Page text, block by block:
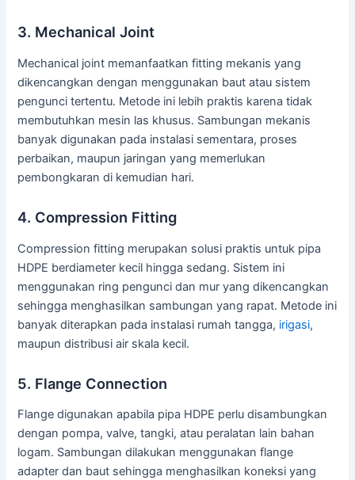
3. Mechanical Joint
Mechanical joint memanfaatkan fitting mekanis yang
dikencangkan dengan menggunakan baut atau sistem
pengunci tertentu. Metode ini lebih praktis karena tidak
membutuhkan mesin las khusus. Sambungan mekanis
banyak digunakan pada instalasi sementara, proses
perbaikan, maupun jaringan yang memerlukan
pembongkaran di kemudian hari.
4. Compression Fitting
Compression fitting merupakan solusi praktis untuk pipa
HDPE berdiameter kecil hingga sedang. Sistem ini
menggunakan ring pengunci dan mur yang dikencangkan
sehingga menghasilkan sambungan yang rapat. Metode ini
banyak diterapkan pada instalasi rumah tangga, irigasi,
maupun distribusi air skala kecil.
5. Flange Connection
Flange digunakan apabila pipa HDPE perlu disambungkan
dengan pompa, valve, tangki, atau peralatan lain bahan
logam. Sambungan dilakukan menggunakan flange
adapter dan baut sehingga menghasilkan koneksi yang